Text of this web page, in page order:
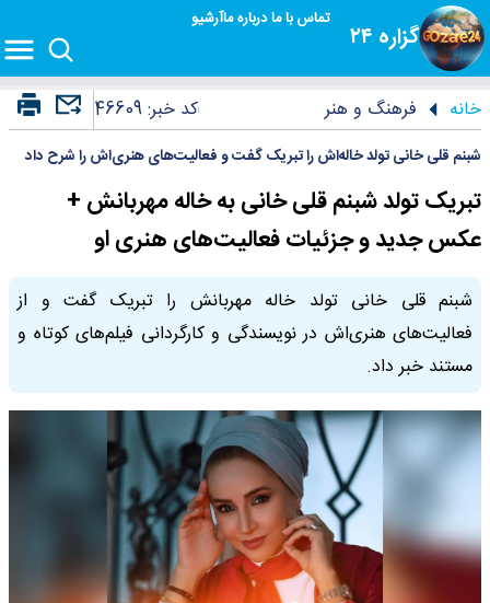
گزاره ۲۴
تماس با مادرباره ماآرشیو
خانه فرهنگ و هنر کد خبر:46609
شبنم قلی خانی تولد خاله‌اش را تبریک گفت و فعالیت‌های هنری‌اش را شرح داد
تبریک تولد شبنم قلی خانی به خاله مهربانش +
عکس جدید و جزئیات فعالیت‌های هنری او
شبنم قلی خانی تولد خاله مهربانش را تبریک گفت و از
فعالیت‌های هنری‌اش در نویسندگی و کارگردانی فیلم‌های کوتاه و
مستند خبر داد.